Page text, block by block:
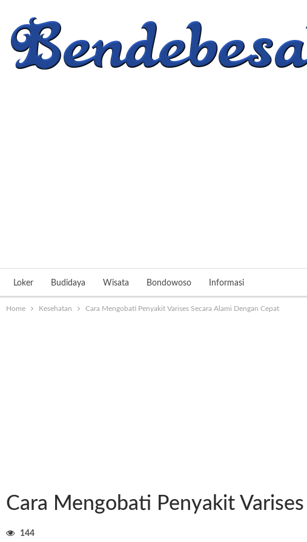
Loker Budidaya Wisata Bondowoso Informasi
Home Kesehatan Cara Mengobati Penyakit Varises Secara Alami Dengan Cepat
Cara Mengobati Penyakit
144